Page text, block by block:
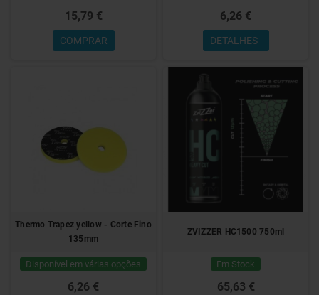
15,79 €
COMPRAR
6,26 €
DETALHES
Thermo Trapez yellow - Corte Fino
135mm
Disponível em várias opções
6,26 €
ZVIZZER HC1500 750ml
Em Stock
65,63 €